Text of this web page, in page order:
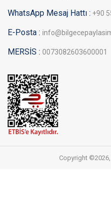
WhatsApp Mesaj Hattı : +90
E-Posta :
MERSİS : 0073082603600001
Copyright ©2026,